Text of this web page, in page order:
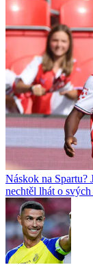
Náskok na Spartu?
nechtěl lhát o